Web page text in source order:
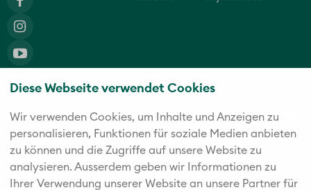
Diese Webseite verwendet Cookies
Wir verwenden Cookies, um Inhalte und Anzeigen zu
personalisieren, Funktionen für soziale Medien anbieten
zu können und die Zugriffe auf unsere Website zu
analysieren. Außerdem geben wir Informationen zu
Ihrer Verwendung unserer Website an unsere Partner für
Die fünf starken Marken der Twerenbold Reisen Gruppe